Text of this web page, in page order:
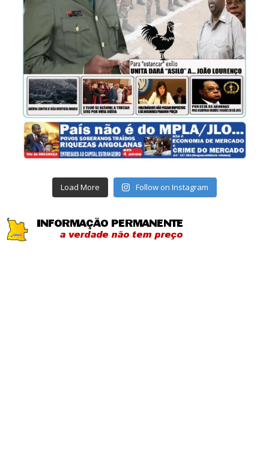
Load More Follow on Instagram